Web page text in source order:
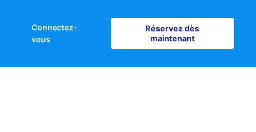
Connectez-
vous
Réservez dès
maintenant
Réservez dès maintenant